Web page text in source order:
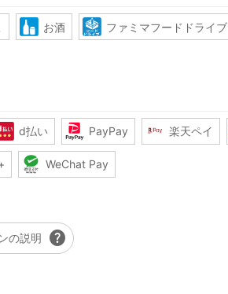
お酒 ファミマフードドライブ
d払い PayPay 楽天ペイ
WeChat Pay
の説明 help